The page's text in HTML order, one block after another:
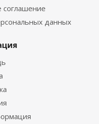
соглашение
данных